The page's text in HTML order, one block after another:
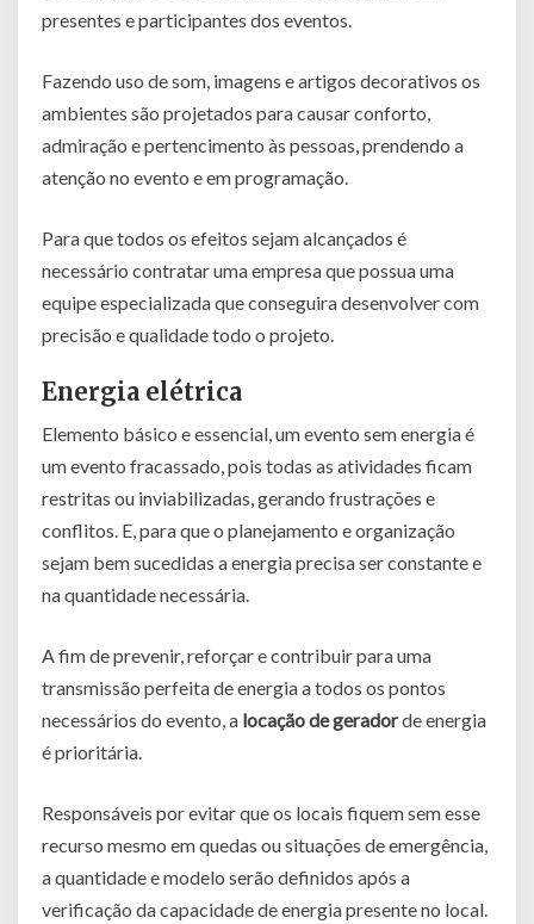
presentes e participantes dos eventos.
Fazendo uso de som, imagens e artigos decorativos os
ambientes são projetados para causar conforto,
admiração e pertencimento às pessoas, prendendo a
atenção no evento e em programação.
Para que todos os efeitos sejam alcançados é
necessário contratar uma empresa que possua uma
equipe especializada que conseguira desenvolver com
precisão e qualidade todo o projeto.
Energia elétrica
Elemento básico e essencial, um evento sem energia é
um evento fracassado, pois todas as atividades ficam
restritas ou inviabilizadas, gerando frustrações e
conflitos. E, para que o planejamento e organização
sejam bem sucedidas a energia precisa ser constante e
na quantidade necessária.
A fim de prevenir, reforçar e contribuir para uma
transmissão perfeita de energia a todos os pontos
necessários do evento, a locação de geradorde energia
é prioritária.
Responsáveis por evitar que os locais fiquem sem esse
recurso mesmo em quedas ou situações de emergência,
a quantidade e modelo serão definidos após a
verificação da capacidade de energia presente no local.